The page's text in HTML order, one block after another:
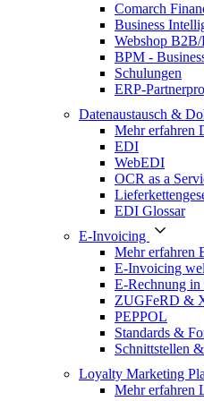
Comarch
Business
Webshop
BPM -
Schulungen
ERP-
Datenaustausch &
Mehr erfahren
EDI
WebEDI
OCR as a
EDI Glossar
E-Invoicing
Mehr erfahren
E-Invoicing
E-Rechnung in
ZUGFeRD &
PEPPOL
Standards &
Schnittstellen
Loyalty Marketing
Mehr erfahren